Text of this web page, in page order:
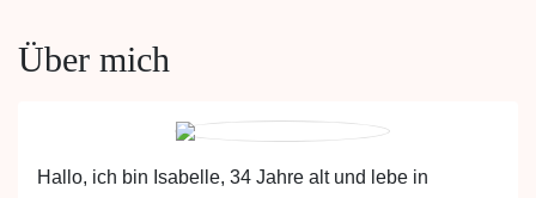
Über mich
Hallo, ich bin Isabelle, 34 Jahre alt und lebe in